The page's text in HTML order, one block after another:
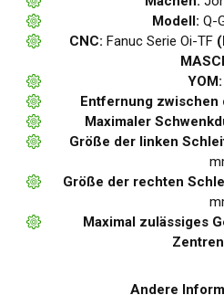
Modell: Q-
CNC: Fanuc Serie Oi-TF
YOM:
Entfernung zwischen
Maximaler
Größe der linken
Größe der rechten
Maximal zulässiges
Andere